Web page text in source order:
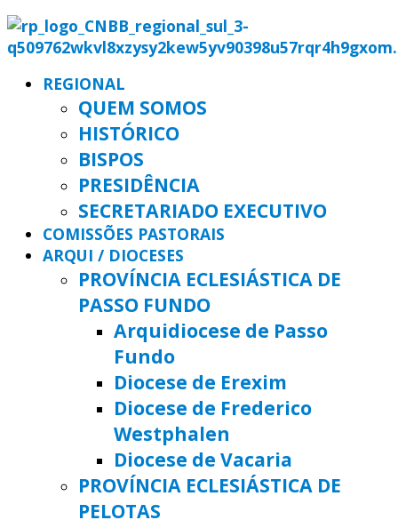
REGIONAL
QUEM SOMOS
HISTÓRICO
BISPOS
PRESIDÊNCIA
SECRETARIADO EXECUTIVO
COMISSÕES PASTORAIS
ARQUI / DIOCESES
PROVÍNCIA ECLESIÁSTICA DE
PASSO FUNDO
Arquidiocese de Passo
Fundo
Diocese de Erexim
Diocese de Frederico
Westphalen
Diocese de Vacaria
PROVÍNCIA ECLESIÁSTICA DE
PELOTAS